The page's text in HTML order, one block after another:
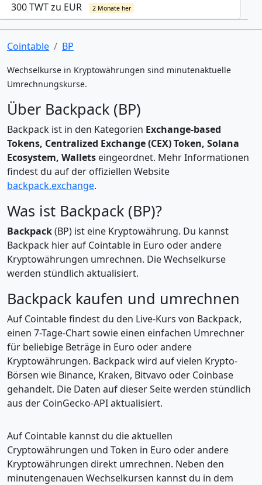
300 TWT zu EUR 2 Monate her
Cointable BP
Wechselkurse in Kryptowährungen sind minutenaktuelle
Umrechnungskurse.
Über Backpack (BP)
Backpack ist in den Kategorien Exchange-based
Tokens, Centralized Exchange (CEX) Token, Solana
Ecosystem, Wallets eingeordnet. Mehr Informationen
findest du auf der offiziellen Website
backpack.exchange.
Was ist Backpack (BP)?
Backpack(BP) ist eine Kryptowährung. Du kannst
Backpack hier auf Cointable in Euro oder andere
Kryptowährungen umrechnen. Die Wechselkurse
werden stündlich aktualisiert.
Backpack kaufen und umrechnen
Auf Cointable findest du den Live-Kurs von Backpack,
einen 7-Tage-Chart sowie einen einfachen Umrechner
für beliebige Beträge in Euro oder andere
Kryptowährungen. Backpack wird auf vielen Krypto-
Börsen wie Binance, Kraken, Bitvavo oder Coinbase
gehandelt. Die Daten auf dieser Seite werden stündlich
aus der CoinGecko-API aktualisiert.
Auf Cointable kannst du die aktuellen
Cryptowährungen und Token in Euro oder andere
Kryptowährungen direkt umrechnen. Neben den
minutengenauen Wechselkursen kannst du in dem